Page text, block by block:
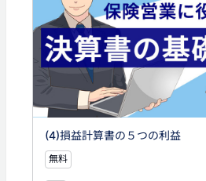
(4)損益計算書の５つの利益
無料